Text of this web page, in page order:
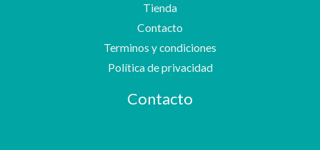
Tienda
Contacto
Terminos y condiciones
Política de privacidad
Contacto